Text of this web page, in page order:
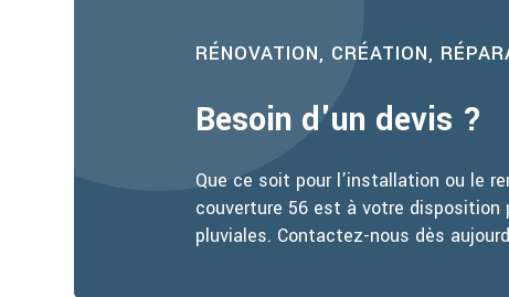
RÉNOVATION, CRÉATION,
Besoin d'un devis ?
Que ce soit pour l’installation ou le
couverture 56 est à votre disposition
pluviales. Contactez-nous dès